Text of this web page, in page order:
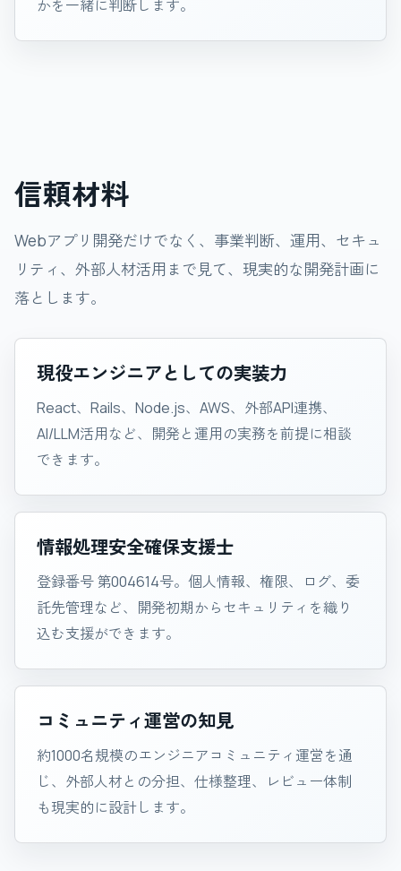
かを一緒に判断します。
信頼材料
Webアプリ開発だけでなく、事業判断、運用、セキュ
リティ、外部人材活用まで見て、現実的な開発計画に
落とします。
現役エンジニアとしての実装力
React、Rails、Node.js、AWS、外部API連携、
AI/LLM活用など、開発と運用の実務を前提に相談
できます。
情報処理安全確保支援士
登録番号 第004614号。個人情報、権限、ログ、委
託先管理など、開発初期からセキュリティを織り
込む支援ができます。
コミュニティ運営の知見
約1000名規模のエンジニアコミュニティ運営を通
じ、外部人材との分担、仕様整理、レビュー体制
も現実的に設計します。